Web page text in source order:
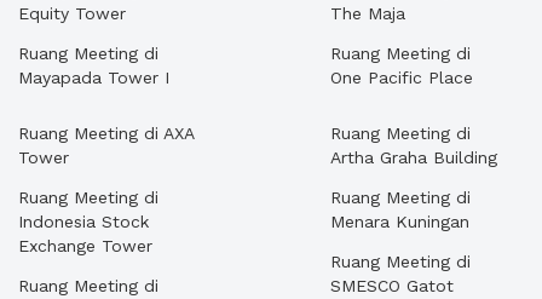
Equity Tower
Ruang Meeting di
Mayapada Tower I
The Maja
Ruang Meeting di
One Pacific Place
Ruang Meeting di AXA
Tower
Ruang Meeting di
Indonesia Stock
Exchange Tower
Ruang Meeting di
Ruang Meeting di
Artha Graha Building
Ruang Meeting di
Menara Kuningan
Ruang Meeting di
SMESCO Gatot